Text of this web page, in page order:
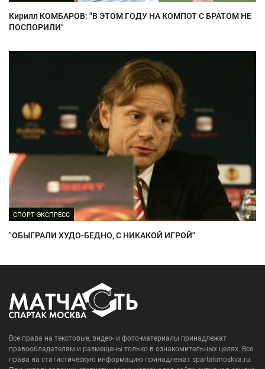
Кирилл КОМБАРОВ: "В ЭТОМ ГОДУ НА КОМПОТ С БРАТОМ НЕ
ПОСПОРИЛИ"
СПОРТ-ЭКСПРЕСС
"ОБЫГРАЛИ ХУДО-БЕДНО, С НИКАКОЙ ИГРОЙ"
Все права на текстовые, видео- и фото-материалы принадлежат
правообладателям и размещены только в ознакомительных целях. Все
права на статистическую информацию принадлежат spartakmoskva.ru.